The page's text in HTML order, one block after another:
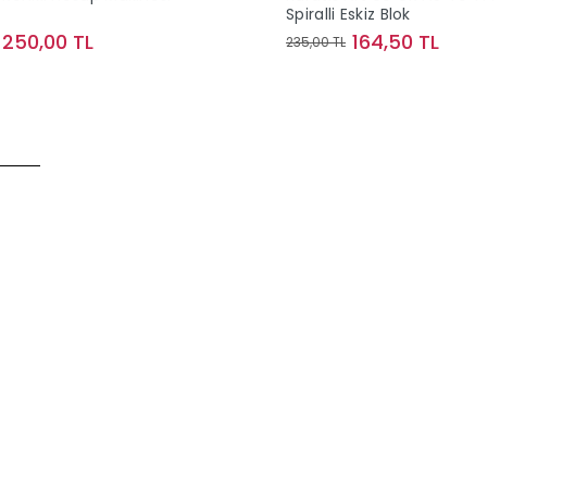
250,00 TL
Spiralli Eskiz Blok
235,00 TL 164,50 TL